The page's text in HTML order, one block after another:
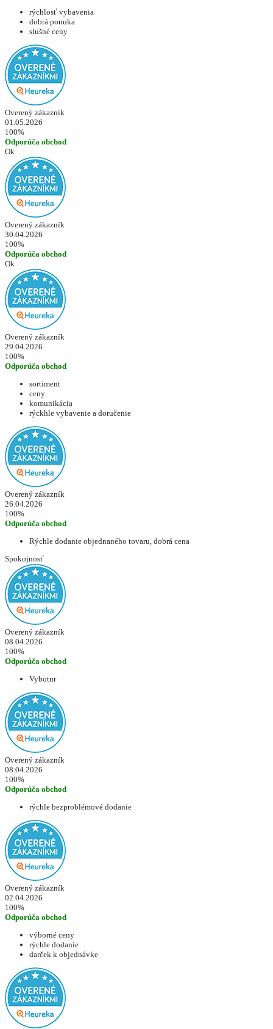
rýchlosť vybavenia
dobrá ponuka
slušné ceny
Overený zákazník
01.05.2026
100%
Odporúča obchod
Ok
Overený zákazník
30.04.2026
100%
Odporúča obchod
Ok
Overený zákazník
29.04.2026
100%
Odporúča obchod
sortiment
ceny
komunikácia
rýckhle vybavenie a doručenie
Overený zákazník
26.04.2026
100%
Odporúča obchod
Rýchle dodanie objednaného tovaru, dobrá cena
Spokojnosť
Overený zákazník
08.04.2026
100%
Odporúča obchod
Vybotnr
Overený zákazník
08.04.2026
100%
Odporúča obchod
rýchle bezproblémové dodanie
Overený zákazník
02.04.2026
100%
Odporúča obchod
výborné ceny
rýchle dodanie
darček k objednávke